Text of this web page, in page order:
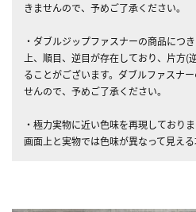
きませんので、予めご了承ください。
・ダブルジップファスナーの商品につ
上、順目、逆目が存在しており、片方(
ることがございます。ダブルファスナ
せんので、予めご了承ください。
・極力実物に近い色味を再現しており
画面上と実物では色味が異なって見える